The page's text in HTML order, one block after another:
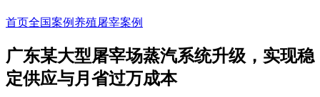
首页全国案例 养殖屠宰案例
广东某大型屠宰场蒸汽系统升级，实现稳
定供应与月省过万成本